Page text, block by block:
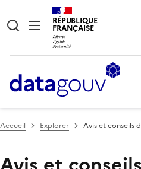
RÉPUBLIQUE
FRANÇAISE
Accueil Explorer Avis et conseils